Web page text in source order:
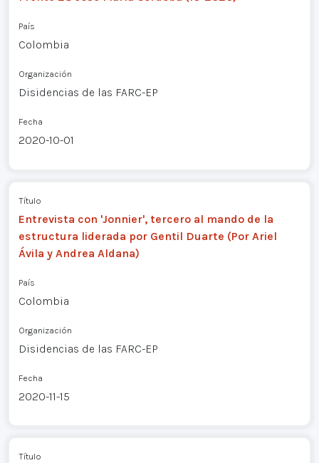
País
Colombia
Organización
Disidencias de las FARC-EP
Fecha
2020-10-01
Título
Entrevista con 'Jonnier', tercero al mando de la
estructura liderada por Gentil Duarte (Por Ariel
Ávila y Andrea Aldana)
País
Colombia
Organización
Disidencias de las FARC-EP
Fecha
2020-11-15
Título